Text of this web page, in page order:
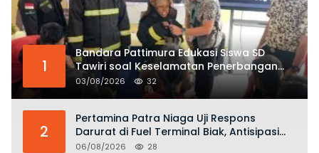
1
Bandara Pattimura Edukasi Siswa SD
Tawiri soal Keselamatan Penerbangan
dan Bahaya Bermain Layang-layang di
KKOP
03/08/2026 32
2
Pertamina Patra Niaga Uji Respons
Darurat di Fuel Terminal Biak, Antisipasi
Risiko Kebakaran dan Tumpahan BBM
06/08/2026 28